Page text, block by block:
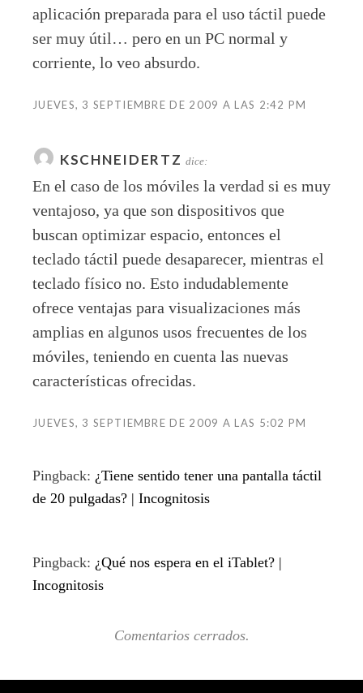
aplicación preparada para el uso táctil puede
ser muy útil… pero en un PC normal y
corriente, lo veo absurdo.
JUEVES, 3 SEPTIEMBRE DE 2009 A LAS 2:42 PM
KSCHNEIDERTZ dice:
En el caso de los móviles la verdad si es muy
ventajoso, ya que son dispositivos que
buscan optimizar espacio, entonces el
teclado táctil puede desaparecer, mientras el
teclado físico no. Esto indudablemente
ofrece ventajas para visualizaciones más
amplias en algunos usos frecuentes de los
móviles, teniendo en cuenta las nuevas
características ofrecidas.
JUEVES, 3 SEPTIEMBRE DE 2009 A LAS 5:02 PM
Pingback: ¿Tiene sentido tener una pantalla táctil
de 20 pulgadas? | Incognitosis
Pingback: ¿Qué nos espera en el iTablet? |
Incognitosis
Comentarios cerrados.